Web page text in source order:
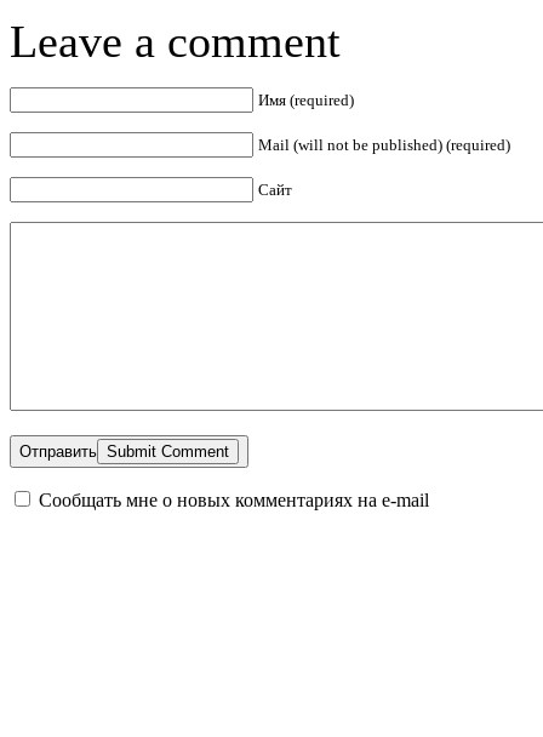
Leave a comment
Имя (required)
Mail (will not be published) (required)
Сайт
Отправить
Сообщать мне о новых комментариях на e-mail